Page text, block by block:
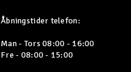
Åbningstider telefon:
Man - Tors 08:00 - 16:00
Fre - 08:00 - 15:00